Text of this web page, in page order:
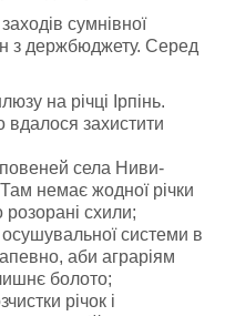
сумнівної
з держбюджету. Серед
на річці Ірпінь.
вдалося захистити
села Ниви-
немає жодної річки
схили;
системи в
аби аграріям
болото;
річок і